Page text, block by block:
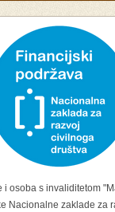
i osoba s invaliditetom
Nacionalne zaklade za